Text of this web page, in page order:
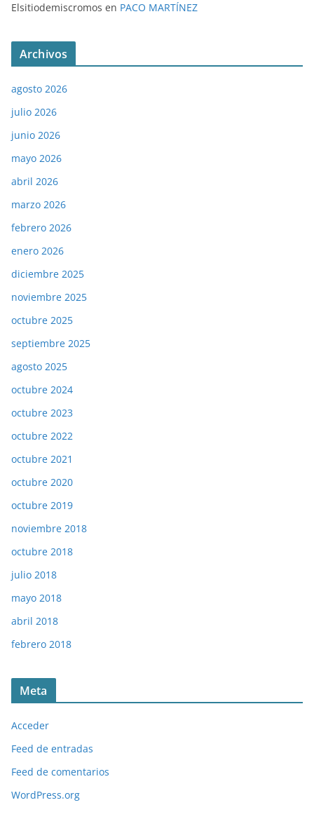
Elsitiodemiscromos en PACO MARTÍNEZ
Archivos
agosto 2026
julio 2026
junio 2026
mayo 2026
abril 2026
marzo 2026
febrero 2026
enero 2026
diciembre 2025
noviembre 2025
octubre 2025
septiembre 2025
agosto 2025
octubre 2024
octubre 2023
octubre 2022
octubre 2021
octubre 2020
octubre 2019
noviembre 2018
octubre 2018
julio 2018
mayo 2018
abril 2018
febrero 2018
Meta
Acceder
Feed de entradas
Feed de comentarios
WordPress.org